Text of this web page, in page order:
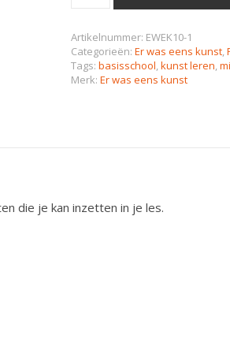
Artikelnummer: EWEK10-1
Categorieën: Er was eens kunst,
Tags: basisschool,kunst leren,
Merk: Er was eens kunst
die je kan inzetten in je les.